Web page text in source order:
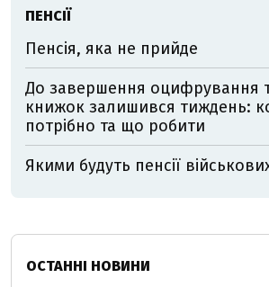
ПЕНСІЇ
Пенсія, яка не прийде
До завершення оцифрування
книжок залишився тиждень:
потрібно та що робити
Якими будуть пенсії
ОСТАННІ НОВИНИ